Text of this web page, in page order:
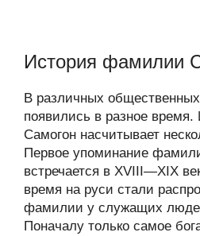
История фамилии
В различных
появились в разное
Самогон насчитывает
Первое упоминание
встречается в XVIII—XIX
время на руси стали
фамилии у служащих
Поначалу только самое